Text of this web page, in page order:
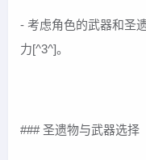
- 考虑角色的武器和圣
力[^3^]。
### 圣遗物与武器选择